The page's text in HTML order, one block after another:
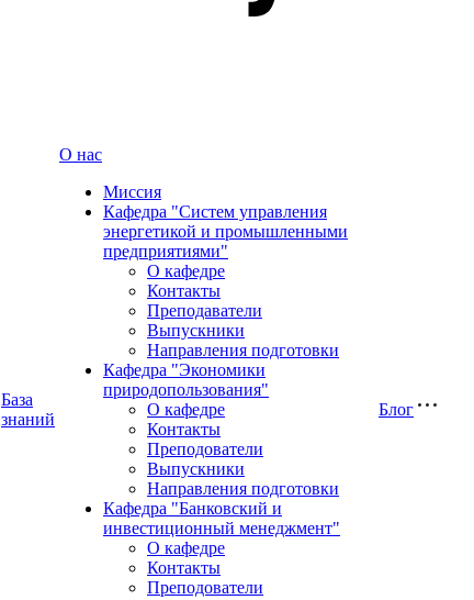
База
знаний
О нас
Миссия
Кафедра "Cистем управления
энергетикой и промышленными
предприятиями"
О кафедре
Контакты
Преподаватели
Выпускники
Направления подготовки
Кафедра "Экономики
природопользования"
О кафедре
Контакты
Преподователи
Выпускники
Направления подготовки
Кафедра "Банковский и
инвестиционный менеджмент"
О кафедре
Контакты
Преподователи
Блог